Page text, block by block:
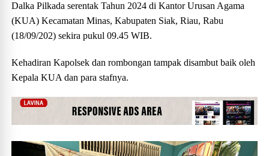
Dalka Pilkada serentak Tahun 2024 di Kantor Urusan Agama
(KUA) Kecamatan Minas, Kabupaten Siak, Riau, Rabu
(18/09/202) sekira pukul 09.45 WIB.
Kehadiran Kapolsek dan rombongan tampak disambut baik oleh
Kepala KUA dan para stafnya.